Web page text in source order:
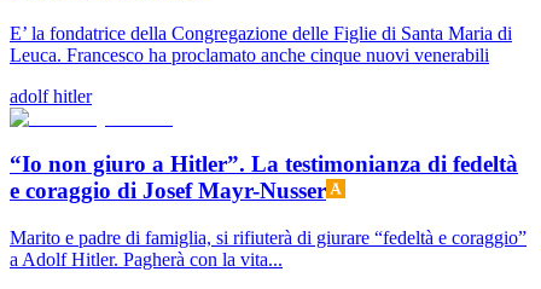
E’ la fondatrice della Congregazione delle Figlie di Santa Maria di
Leuca. Francesco ha proclamato anche cinque nuovi venerabili
adolf hitler
“Io non giuro a Hitler”. La testimonianza di fedeltà
e coraggio di Josef Mayr-Nusser
Marito e padre di famiglia, si rifiuterà di giurare “fedeltà e coraggio”
a Adolf Hitler. Pagherà con la vita...